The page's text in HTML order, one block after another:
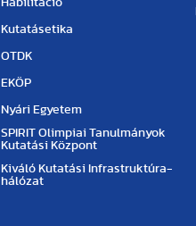
Habilitáció
Kutatásetika
OTDK
EKÖP
Nyári Egyetem
SPIRIT Olimpiai Tanulmányok
Kutatási Központ
Kiváló Kutatási Infrastruktúra-
hálózat